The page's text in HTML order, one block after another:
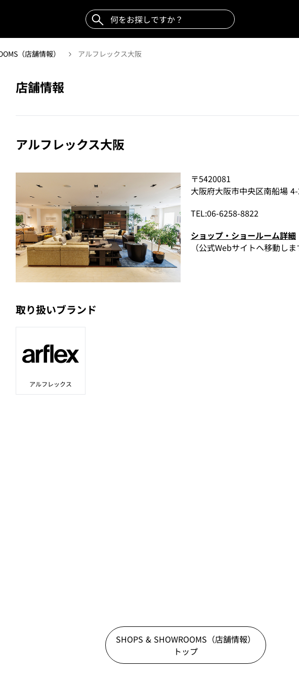
（店舗情報） アルフレックス大阪
店舗情報
アルフレックス大阪
〒5420081
大阪府大阪市中央区南船場
TEL:06-6258-8822
ショップ・ショールーム詳細
（公式Webサイトへ移動し
取り扱いブランド
アルフレックス
SHOPS & SHOWROOMS（店舗情報）
トップ